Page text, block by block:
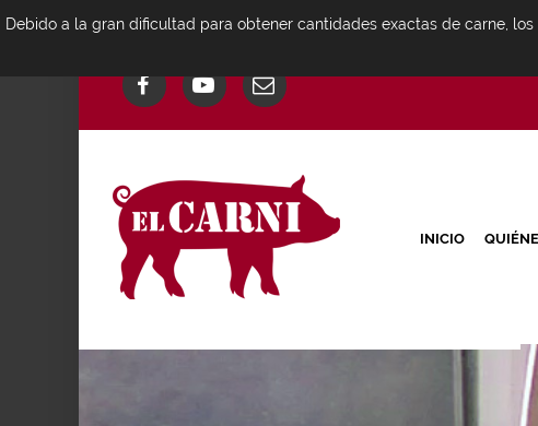
INICIO
Debido a la gran dificultad para obtener cantidades exactas de carne,